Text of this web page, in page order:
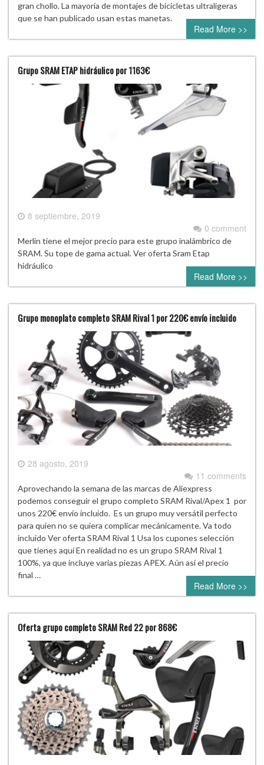
gran chollo. La mayoría de montajes de bicicletas ultraligeras
que se han publicado usan estas manetas.
Read More >>
Grupo SRAM ETAP hidráulico por 1163€
8 septiembre, 2019
0 comment
Merlin tiene el mejor precio para este grupo inalámbrico de
SRAM. Su tope de gama actual. Ver oferta Sram Etap
hidráulico
Read More >>
Grupo monoplato completo SRAM Rival 1 por 220€ envío incluido
28 agosto, 2019
11 comments
Aprovechando la semana de las marcas de Aliexpress
podemos conseguir el grupo completo SRAM Rival/Apex 1 por
unos 220€ envío incluido. Es un grupo muy versátil perfecto
para quien no se quiera complicar mecánicamente. Va todo
incluido Ver oferta SRAM Rival 1 Usa los cupones selección
que tienes aquí En realidad no es un grupo SRAM Rival 1
100%, ya que incluye varias piezas APEX. Aún así el precio
final …
Read More >>
Oferta grupo completo SRAM Red 22 por 868€